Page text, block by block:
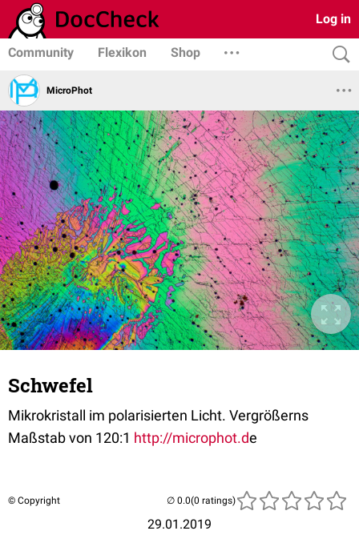
Log in
Community Flexikon Shop
MicroPhot
Schwefel
Mikrokristall im polarisierten Licht. Vergrößerns
Maßstab von 120:1 http://microphot.de
© Copyright
29.01.2019
(0 ratings)